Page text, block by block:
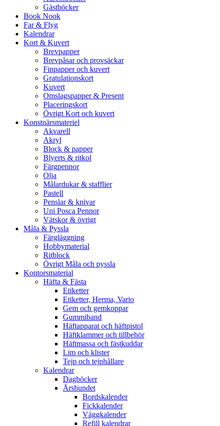
Gästböcker
Book Nook
Far & Flyg
Kalendrar
Kort & Kuvert
Brevpapper
Brevpåsar och provsäckar
Finpapper och kuvert
Gratulationskort
Kuvert
Omslagspapper & Present
Placeringskort
Övrigt Kort och kuvert
Konstnärsmateriel
Akvarell
Akryl
Block & papper
Blyerts & ritkol
Färgpennor
Olja
Målardukar & stafflier
Pastell
Penslar & knivar
Uni Posca Pennor
Vätskor & övrigt
Måla & Pyssla
Färgläggning
Hobbymaterial
Ritblock
Övrigt Måla och pyssla
Kontorsmaterial
Häfta & Fästa
Etiketter
Etiketter, Herma, Vario
Gem och gemkoppar
Gummiband
Häftapparat och häftpistol
Häftklammer och tillbehör
Häftmassa och fästkuddar
Lim och klister
Tejp och tejphållare
Kalendrar
Dagböcker
Årsbundet
Bordskalender
Fickkalender
Väggkalender
Refill kalendrar